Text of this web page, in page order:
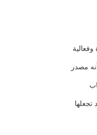
بكفاءة وفعالية
مصدر